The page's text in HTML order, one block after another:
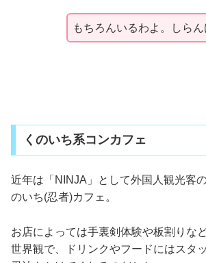
もちろんいるわよ。しらん
くのいち系コンカフェ
近年は「NINJA」として外国人観光客
のいち(忍者)カフェ。
お店によっては手裏剣体験や板割りな
世界観で、ドリンクやフードにはスタ